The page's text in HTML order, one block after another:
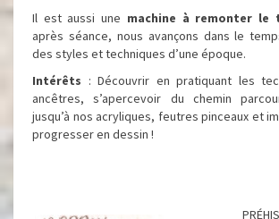
Il est aussi une machine à remonter le
après séance, nous avançons dans le
des styles et techniques d’une époque.
Intérêts : Découvrir en pratiquant les
ancêtres, s’apercevoir du chemin
jusqu’à nos acryliques, feutres pinceaux et
progresser en dessin !